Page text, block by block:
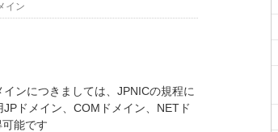
イン
ンにつきましては、JPNICの規程に
ドメイン、COMドメイン、NETド
能です